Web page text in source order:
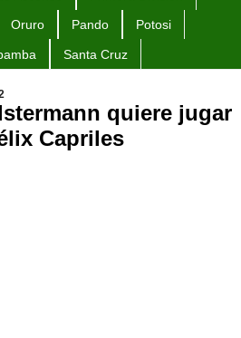
Oruro Pando Potosi
Santa Cruz
quiere jugar
Capriles